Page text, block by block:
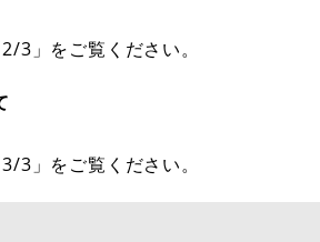
3」をご覧ください。
3」をご覧ください。